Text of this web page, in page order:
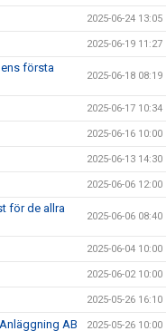
2025-06-24 13:05
2025-06-19 11:27
första
2025-06-18 08:19
2025-06-17 10:34
2025-06-16 10:00
2025-06-13 14:30
2025-06-06 12:00
för de allra
2025-06-06 08:40
2025-06-04 10:00
2025-06-02 10:00
2025-05-26 16:10
AB 2025-05-26 10:00